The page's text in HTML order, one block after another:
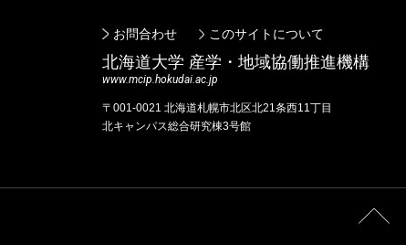
お問合わせ このサイトについて
北海道⼤学 産学・地域協働推進機構
www.mcip.hokudai.ac.jp
〒001-0021 北海道札幌市北区北21条⻄11丁⽬
北キャンパス総合研究棟3号館